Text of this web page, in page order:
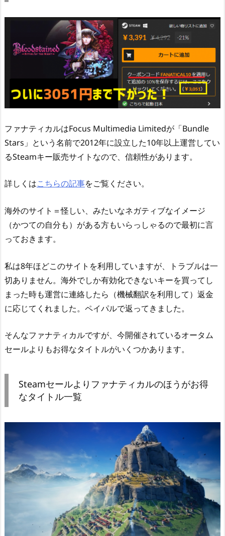
ファナティカルはFocus Multimedia Limitedが「Bundle
Stars」という名前で2012年に設立した10年以上運営してい
るSteamキー販売サイトなので、信頼性があります。
詳しくはこちらの記事をご覧ください。
海外のサイト＝怪しい、みたいなネガティブなイメージ
（かつての自分も）がある方もいらっしゃるので最初に言
っておきます。
私は8年ほどこのサイトを利用していますが、トラブルは一
切ありません。海外でしか有効化できないキーを買ってし
まった時も運営に連絡したら（機械翻訳を利用して）返金
に応じてくれました。ペイパルで返ってきました。
そんなファナティカルですが、今開催されているオータム
セールよりもお得なタイトルがいくつかあります。
Steamセールよりファナティカルのほうがお得
なタイトル一覧